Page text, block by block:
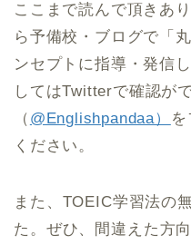
ここまで読んで頂きあ
ら予備校・ブログで「
ンセプトに指導・発信
してはTwitterで確認が
（ @Englishpandaa）
ください。
また、TOEIC学習法の
た。ぜひ、間違えた方